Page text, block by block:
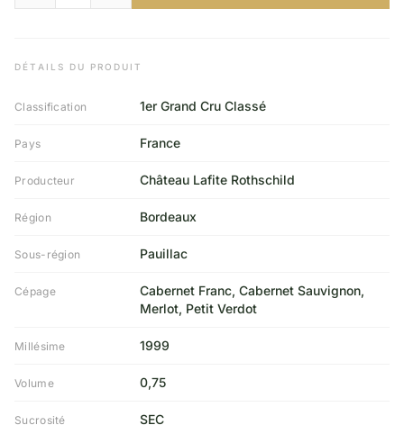
DÉTAILS DU PRODUIT
Classification 1er Grand Cru Classé
Pays France
Producteur Château Lafite Rothschild
Région Bordeaux
Sous-région Pauillac
Cépage
Cabernet Franc, Cabernet Sauvignon,
Merlot, Petit Verdot
Millésime 1999
Volume 0,75
Sucrosité SEC